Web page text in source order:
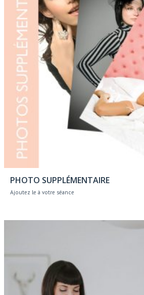
Ajouter au panier
PHOTO SUPPLÉMENTAIRE
Ajoutez le à votre séance